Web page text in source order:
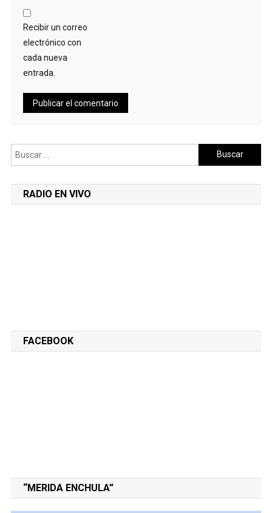
Recibir un correo
electrónico con
cada nueva
entrada.
Buscar:
RADIO EN VIVO
FACEBOOK
“MERIDA ENCHULA”